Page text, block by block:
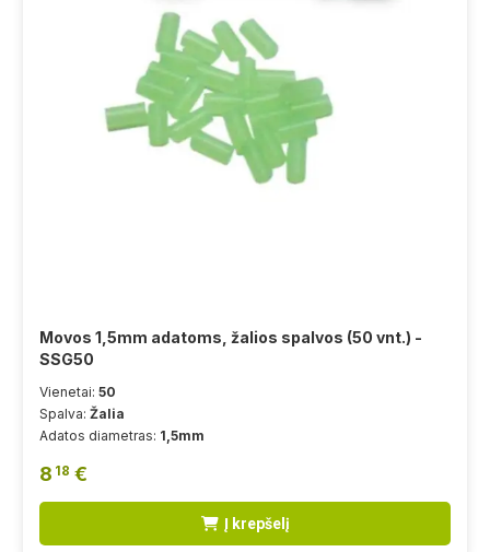
Movos 1,5mm adatoms, žalios spalvos (50 vnt.) -
SSG50
Vienetai: 50
Spalva: Žalia
Adatos diametras: 1,5mm
8 18 €
Į krepšelį